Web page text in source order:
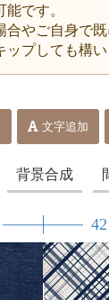
です。
合やご自身で
プしても構い
文字追加
背景合成